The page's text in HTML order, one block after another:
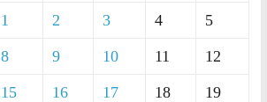
1 2 3 4 5
8 9 10 11 12
15 16 17 18 19